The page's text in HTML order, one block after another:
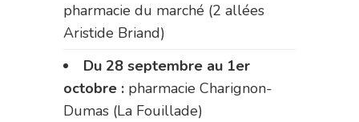
pharmacie du marché (2 allées
Aristide Briand)
Du 28 septembre au 1er
octobre : pharmacie Charignon-
Dumas (La Fouillade)